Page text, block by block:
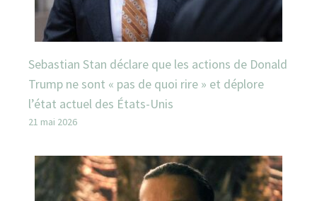
Sebastian Stan déclare que les actions de Donald
Trump ne sont « pas de quoi rire » et déplore
l’état actuel des États-Unis
21 mai 2026